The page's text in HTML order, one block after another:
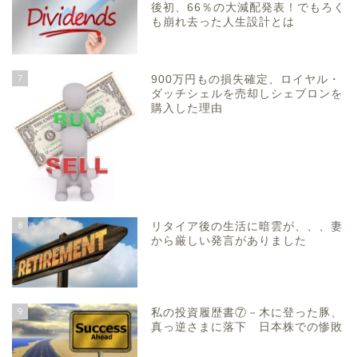
後初、66％の大減配発表！でもろく
も崩れ去った人生設計とは
7
900万円もの損失確定、ロイヤル・
ダッチシェルを売却しシェブロンを
購入した理由
8
リタイア後の生活に暗雲が、、、妻
から厳しい発言がありました
9
私の投資履歴書⑦－木に登った豚、
真っ逆さまに落下 日本株での惨敗